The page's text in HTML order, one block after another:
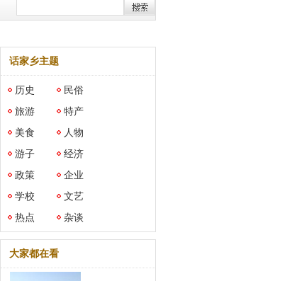
话家乡主题
历史
民俗
旅游
特产
美食
人物
游子
经济
政策
企业
学校
文艺
热点
杂谈
大家都在看